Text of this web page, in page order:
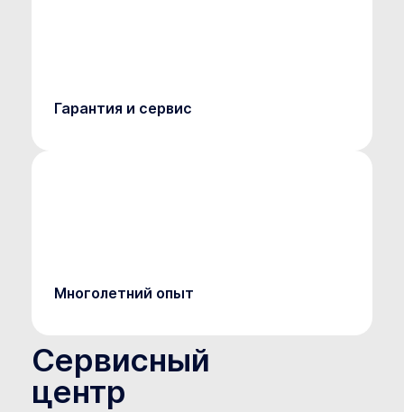
Гарантия и сервис
Многолетний опыт
Сервисный
центр